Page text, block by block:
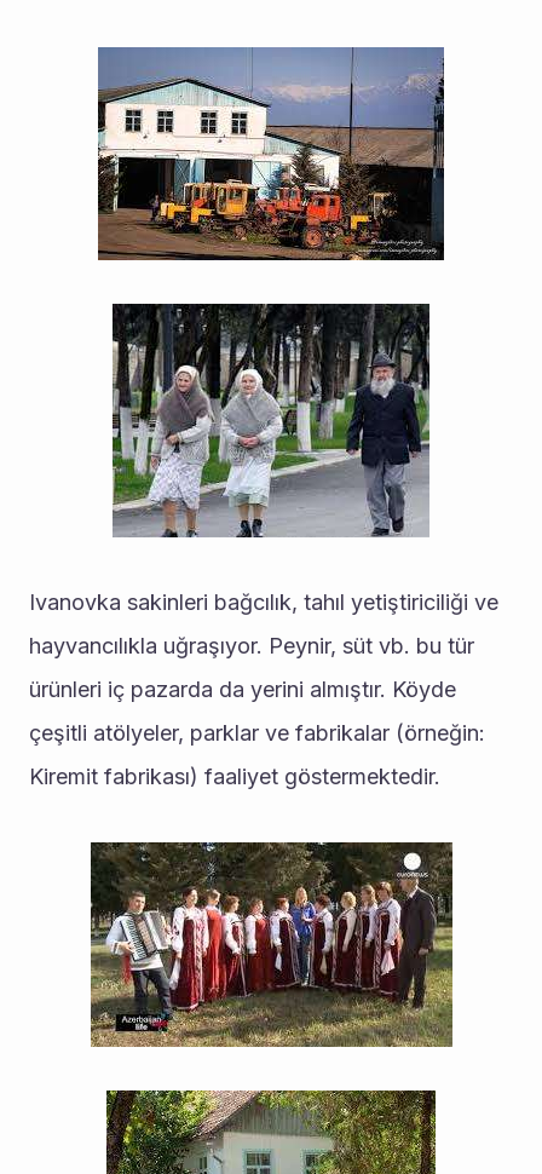
Ivanovka sakinleri bağcılık, tahıl yetiştiriciliği ve
hayvancılıkla uğraşıyor. Peynir, süt vb. bu tür
ürünleri iç pazarda da yerini almıştır. Köyde
çeşitli atölyeler, parklar ve fabrikalar (örneğin:
Kiremit fabrikası) faaliyet göstermektedir.